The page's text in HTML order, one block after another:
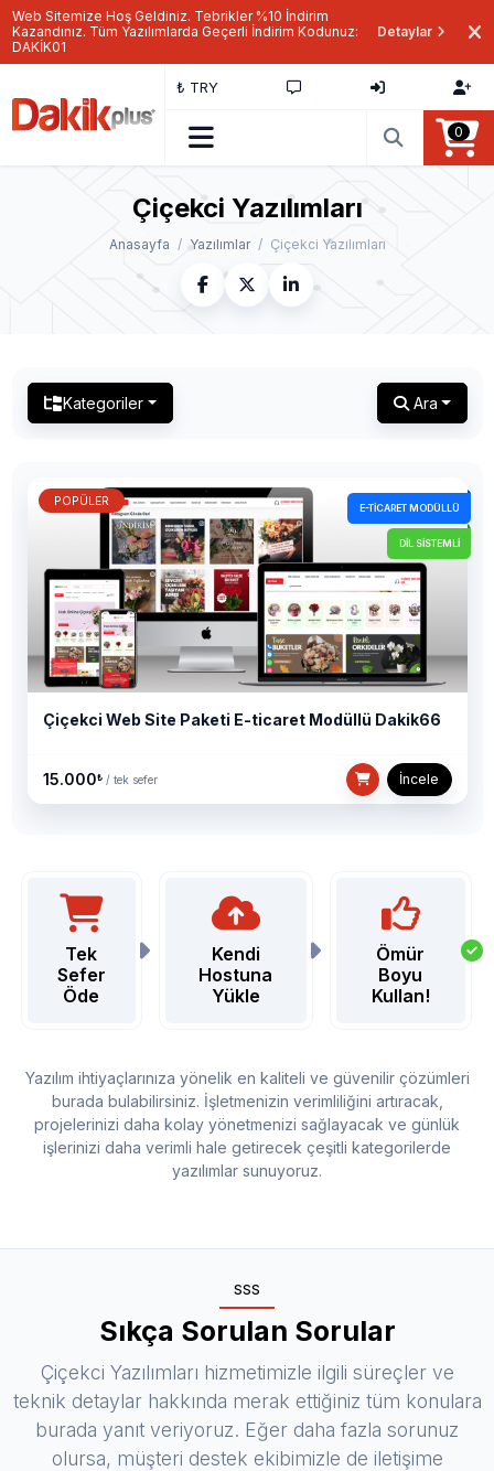
Web Sitemize Hoş Geldiniz. Tebrikler %10 İndirim
Kazandınız. Tüm Yazılımlarda Geçerli İndirim Kodunuz:
DAKİK01
Detaylar
₺ TRY
0
Çiçekci Yazılımları
Anasayfa Yazılımlar Çiçekci Yazılımları
Kategoriler Ara
POPÜLER
E-TİCARET MODÜLLÜ
DİL SİSTEMLİ
Çiçekci Web Site Paketi E-ticaret Modüllü Dakik66
15.000₺ / tek sefer İncele
Tek
Sefer
Öde
Kendi
Hostuna
Yükle
Ömür
Boyu
Kullan!
Yazılım ihtiyaçlarınıza yönelik en kaliteli ve güvenilir çözümleri
burada bulabilirsiniz. İşletmenizin verimliliğini artıracak,
projelerinizi daha kolay yönetmenizi sağlayacak ve günlük
işlerinizi daha verimli hale getirecek çeşitli kategorilerde
yazılımlar sunuyoruz.
SSS
Sıkça Sorulan Sorular
Çiçekci Yazılımları hizmetimizle ilgili süreçler ve
teknik detaylar hakkında merak ettiğiniz tüm konulara
burada yanıt veriyoruz. Eğer daha fazla sorunuz
olursa, müşteri destek ekibimizle de iletişime